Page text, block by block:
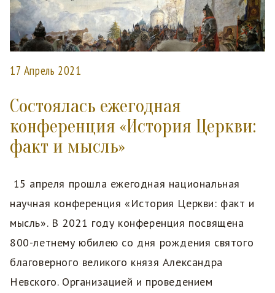
17 Апрель 2021
Состоялась ежегодная
конференция «История Церкви:
факт и мысль»
15 апреля прошла ежегодная национальная
научная конференция «История Церкви: факт и
мысль». В 2021 году конференция посвящена
800-летнему юбилею со дня рождения святого
благоверного великого князя Александра
Невского. Организацией и проведением